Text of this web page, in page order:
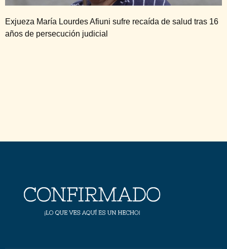
Exjueza María Lourdes Afiuni sufre recaída de salud tras 16
años de persecución judicial